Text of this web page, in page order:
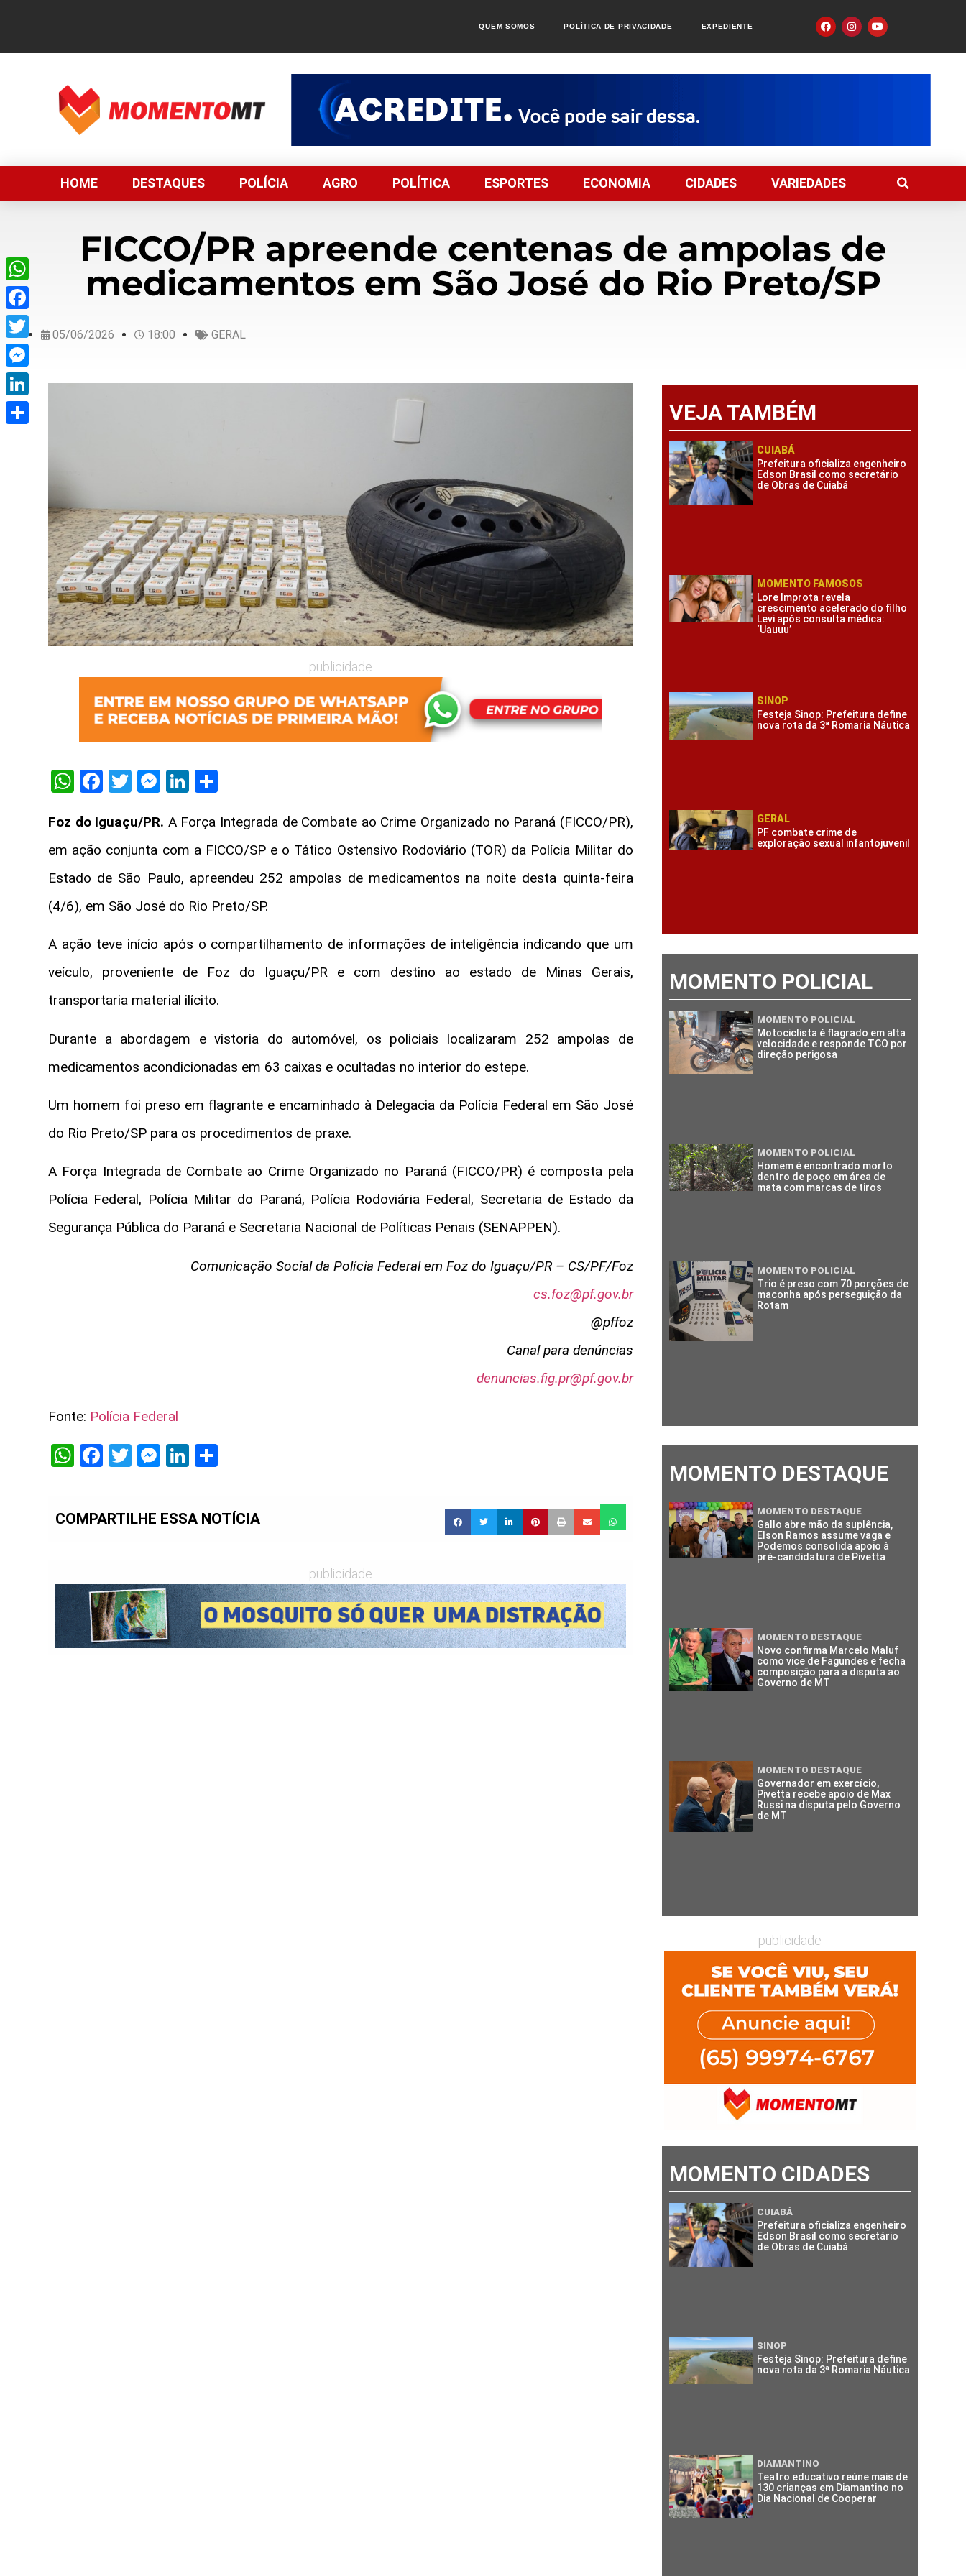
QUEM SOMOS POLÍTICA DE PRIVACIDADE EXPEDIENTE
HOME DESTAQUES POLÍCIA AGRO POLÍTICA ESPORTES ECONOMIA CIDADES VARIEDADES
FICCO/PR apreende centenas de ampolas de
medicamentos em São José do Rio Preto/SP
05/06/2026 18:00 GERAL
publicidade
WhatsApp
Facebook
Twitter
Messenger
LinkedIn
Foz do Iguaçu/PR. A Força Integrada de Combate ao Crime Organizado no Paraná (FICCO/PR),
em ação conjunta com a FICCO/SP e o Tático Ostensivo Rodoviário (TOR) da Polícia Militar do
Estado de São Paulo, apreendeu 252 ampolas de medicamentos na noite desta quinta-feira
(4/6), em São José do Rio Preto/SP.
A ação teve início após o compartilhamento de informações de inteligência indicando que um
veículo, proveniente de Foz do Iguaçu/PR e com destino ao estado de Minas Gerais,
transportaria material ilícito.
Durante a abordagem e vistoria do automóvel, os policiais localizaram 252 ampolas de
medicamentos acondicionadas em 63 caixas e ocultadas no interior do estepe.
Um homem foi preso em flagrante e encaminhado à Delegacia da Polícia Federal em São José
do Rio Preto/SP para os procedimentos de praxe.
A Força Integrada de Combate ao Crime Organizado no Paraná (FICCO/PR) é composta pela
Polícia Federal, Polícia Militar do Paraná, Polícia Rodoviária Federal, Secretaria de Estado da
Segurança Pública do Paraná e Secretaria Nacional de Políticas Penais (SENAPPEN).
Comunicação Social da Polícia Federal em Foz do Iguaçu/PR – CS/PF/Foz
cs.foz@pf.gov.br
@pffoz
Canal para denúncias
denuncias.fig.pr@pf.gov.br
Fonte: Polícia Federal
WhatsApp
Facebook
Twitter
Messenger
LinkedIn
COMPARTILHE ESSA NOTÍCIA
publicidade
VEJA TAMBÉM
CUIABÁ
Prefeitura oficializa engenheiro
Edson Brasil como secretário
de Obras de Cuiabá
MOMENTO FAMOSOS
Lore Improta revela
crescimento acelerado do filho
Levi após consulta médica:
‘Uauuu’
SINOP
Festeja Sinop: Prefeitura define
nova rota da 3ª Romaria Náutica
GERAL
PF combate crime de
exploração sexual infantojuvenil
MOMENTO POLICIAL
MOMENTO POLICIAL
Motociclista é flagrado em alta
velocidade e responde TCO por
direção perigosa
MOMENTO POLICIAL
Homem é encontrado morto
dentro de poço em área de
mata com marcas de tiros
MOMENTO POLICIAL
Trio é preso com 70 porções de
maconha após perseguição da
Rotam
MOMENTO DESTAQUE
MOMENTO DESTAQUE
Gallo abre mão da suplência,
Elson Ramos assume vaga e
Podemos consolida apoio à
pré-candidatura de Pivetta
MOMENTO DESTAQUE
Novo confirma Marcelo Maluf
como vice de Fagundes e fecha
composição para a disputa ao
Governo de MT
MOMENTO DESTAQUE
Governador em exercício,
Pivetta recebe apoio de Max
Russi na disputa pelo Governo
de MT
publicidade
MOMENTO CIDADES
CUIABÁ
Prefeitura oficializa engenheiro
Edson Brasil como secretário
de Obras de Cuiabá
SINOP
Festeja Sinop: Prefeitura define
nova rota da 3ª Romaria Náutica
DIAMANTINO
Teatro educativo reúne mais de
130 crianças em Diamantino no
Dia Nacional de Cooperar
WhatsApp
Facebook
Twitter
Messenger
LinkedIn